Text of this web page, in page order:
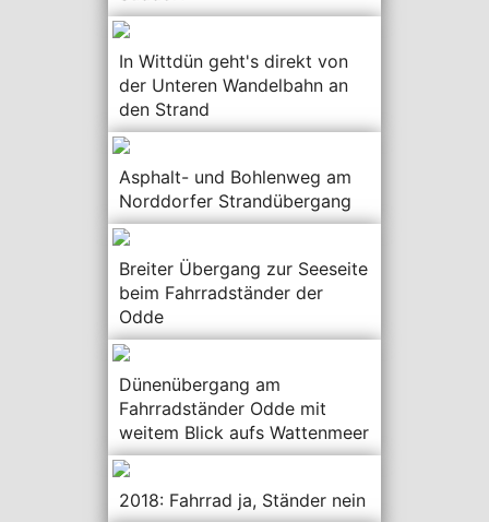
In Wittdün geht's direkt von
der Unteren Wandelbahn an
den Strand
Asphalt- und Bohlenweg am
Norddorfer Strandübergang
Breiter Übergang zur Seeseite
beim Fahrradständer der
Odde
Dünenübergang am
Fahrradständer Odde mit
weitem Blick aufs Wattenmeer
2018: Fahrrad ja, Ständer nein